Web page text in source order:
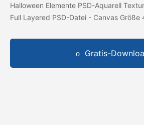
Halloween Elemente PSD-Aquarell
Full Layered PSD-Datei - Canvas
Gratis-